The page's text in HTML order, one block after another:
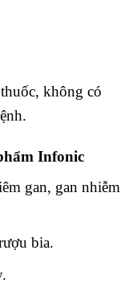
không có
Infonic
gan, gan nhiễm
bia.